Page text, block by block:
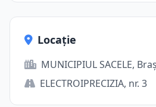
Locație
MUNICIPIUL SACELE,
ELECTROIPRECIZIA, nr. 3